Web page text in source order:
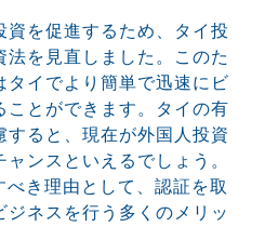
資を促進するため、タイ投
法を見直しました。このた
タイでより簡単で迅速にビ
ことができます。タイの有
すると、現在が外国人投資
ンスといえるでしょう。
き理由として、認証を取
ジネスを行う多くのメリッ